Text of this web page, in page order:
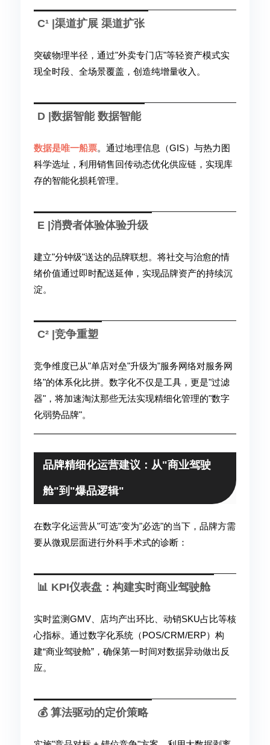
C¹ |渠道扩展 渠道扩张
突破物理半径，通过"外卖专门店"等轻资产模式实
现全时段、全场景覆盖，创造纯增量收入。
D |数据智能 数据智能
数据是唯一船票。通过地理信息（GIS）与热力图
科学选址，利用销售回传动态优化供应链，实现库
存的智能化损耗管理。
E |消费者体验体验升级
建立"分钟级"送达的品牌联想。将社交与治愈的情
绪价值通过即时配送延伸，实现品牌资产的持续沉
淀。
C² |竞争重塑
竞争维度已从"单店对垒"升级为"服务网络对服务网
络"的体系化比拼。数字化不仅是工具，更是"过滤
器"，将加速淘汰那些无法实现精细化管理的"数字
化弱势品牌"。
品牌精细化运营建议：从"商业驾驶
舱"到"爆品逻辑"
在数字化运营从"可选"变为"必选"的当下，品牌方需
要从微观层面进行外科手术式的诊断：
📊 KPI仪表盘：构建实时商业驾驶舱
实时监测GMV、店均产出环比、动销SKU占比等核
心指标。通过数字化系统（POS/CRM/ERP）构
建“商业驾驶舱”，确保第一时间对数据异动做出反
应。
💰 算法驱动的定价策略